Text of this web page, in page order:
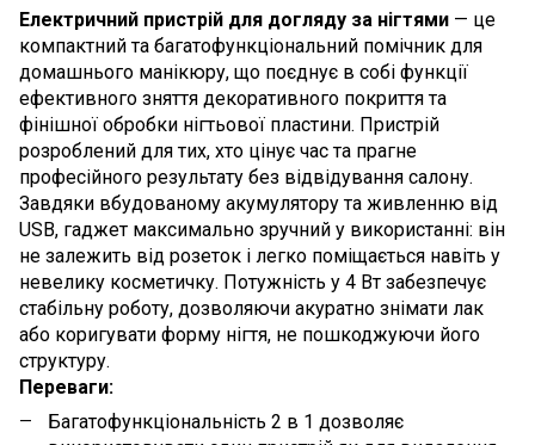
Електричний пристрій для догляду за нігтями — це
компактний та багатофункціональний помічник для
домашнього манікюру, що поєднує в собі функції
ефективного зняття декоративного покриття та
фінішної обробки нігтьової пластини. Пристрій
розроблений для тих, хто цінує час та прагне
професійного результату без відвідування салону.
Завдяки вбудованому акумулятору та живленню від
USB, гаджет максимально зручний у використанні: він
не залежить від розеток і легко поміщається навіть у
невелику косметичку. Потужність у 4 Вт забезпечує
стабільну роботу, дозволяючи акуратно знімати лак
або коригувати форму нігтя, не пошкоджуючи його
структуру.
Переваги:
Багатофункціональність 2 в 1 дозволяє